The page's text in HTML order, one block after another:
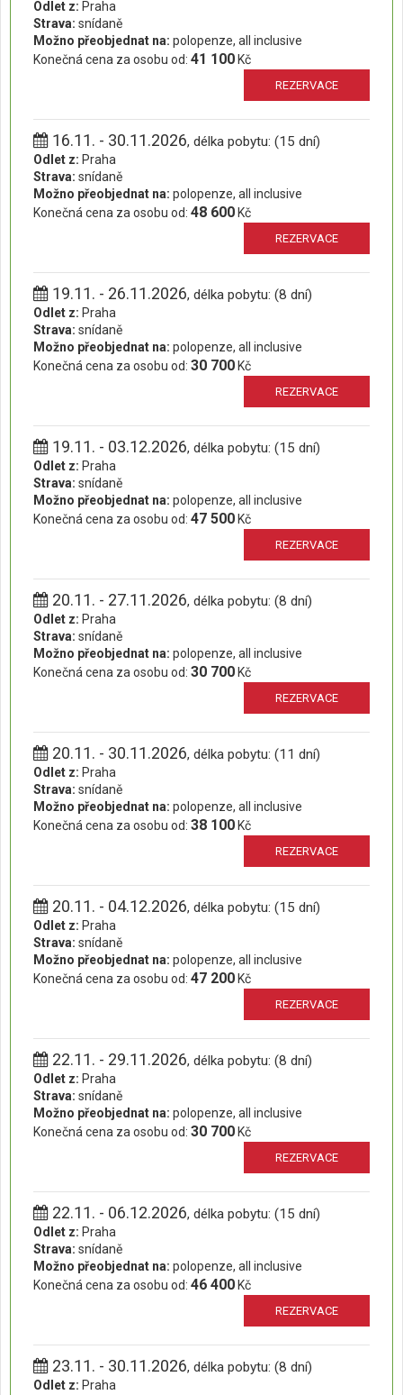
Odlet z: Praha
Strava: snídaně
Možno přeobjednat na: polopenze, all inclusive
Konečná cena za osobu od: 41 100 Kč
REZERVACE
16.11. - 30.11.2026, délka pobytu: (15 dní)
Odlet z: Praha
Strava: snídaně
Možno přeobjednat na: polopenze, all inclusive
Konečná cena za osobu od: 48 600 Kč
REZERVACE
19.11. - 26.11.2026, délka pobytu: (8 dní)
Odlet z: Praha
Strava: snídaně
Možno přeobjednat na: polopenze, all inclusive
Konečná cena za osobu od: 30 700 Kč
REZERVACE
19.11. - 03.12.2026, délka pobytu: (15 dní)
Odlet z: Praha
Strava: snídaně
Možno přeobjednat na: polopenze, all inclusive
Konečná cena za osobu od: 47 500 Kč
REZERVACE
20.11. - 27.11.2026, délka pobytu: (8 dní)
Odlet z: Praha
Strava: snídaně
Možno přeobjednat na: polopenze, all inclusive
Konečná cena za osobu od: 30 700 Kč
REZERVACE
20.11. - 30.11.2026, délka pobytu: (11 dní)
Odlet z: Praha
Strava: snídaně
Možno přeobjednat na: polopenze, all inclusive
Konečná cena za osobu od: 38 100 Kč
REZERVACE
20.11. - 04.12.2026, délka pobytu: (15 dní)
Odlet z: Praha
Strava: snídaně
Možno přeobjednat na: polopenze, all inclusive
Konečná cena za osobu od: 47 200 Kč
REZERVACE
22.11. - 29.11.2026, délka pobytu: (8 dní)
Odlet z: Praha
Strava: snídaně
Možno přeobjednat na: polopenze, all inclusive
Konečná cena za osobu od: 30 700 Kč
REZERVACE
22.11. - 06.12.2026, délka pobytu: (15 dní)
Odlet z: Praha
Strava: snídaně
Možno přeobjednat na: polopenze, all inclusive
Konečná cena za osobu od: 46 400 Kč
REZERVACE
23.11. - 30.11.2026, délka pobytu: (8 dní)
Odlet z: Praha